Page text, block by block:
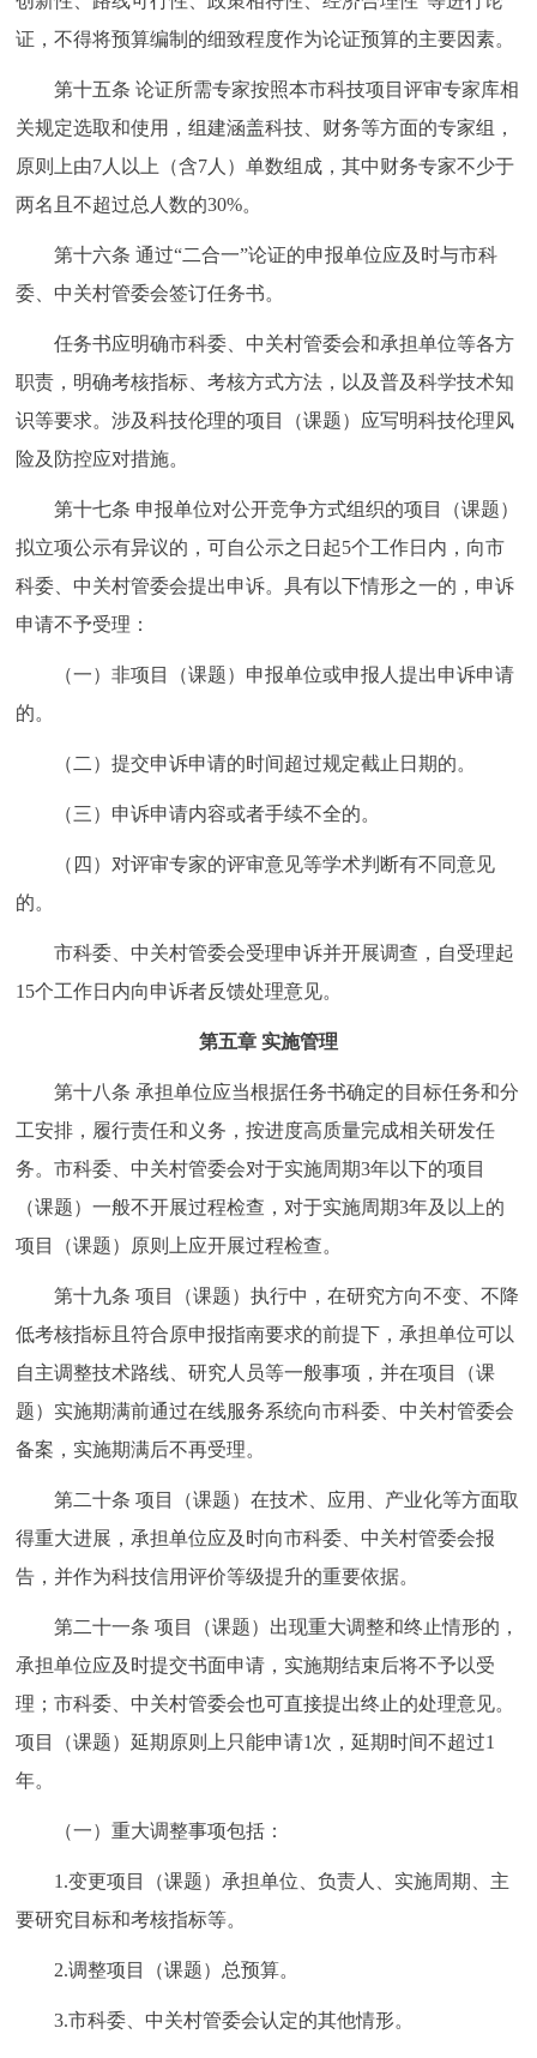
证，不得将预算编制的细致程度作为论证预算的主要因素。
第十五条 论证所需专家按照本市科技项目评审专家库相
关规定选取和使用，组建涵盖科技、财务等方面的专家组，
原则上由7人以上（含7人）单数组成，其中财务专家不少于
两名且不超过总人数的30%。
第十六条 通过“二合一”论证的申报单位应及时与市科
委、中关村管委会签订任务书。
任务书应明确市科委、中关村管委会和承担单位等各方
职责，明确考核指标、考核方式方法，以及普及科学技术知
识等要求。涉及科技伦理的项目（课题）应写明科技伦理风
险及防控应对措施。
第十七条 申报单位对公开竞争方式组织的项目（课题）
拟立项公示有异议的，可自公示之日起5个工作日内，向市
科委、中关村管委会提出申诉。具有以下情形之一的，申诉
申请不予受理：
（一）非项目（课题）申报单位或申报人提出申诉申请
的。
（二）提交申诉申请的时间超过规定截止日期的。
（三）申诉申请内容或者手续不全的。
（四）对评审专家的评审意见等学术判断有不同意见
的。
市科委、中关村管委会受理申诉并开展调查，自受理起
15个工作日内向申诉者反馈处理意见。
第五章 实施管理
第十八条 承担单位应当根据任务书确定的目标任务和分
工安排，履行责任和义务，按进度高质量完成相关研发任
务。市科委、中关村管委会对于实施周期3年以下的项目
（课题）一般不开展过程检查，对于实施周期3年及以上的
项目（课题）原则上应开展过程检查。
第十九条 项目（课题）执行中，在研究方向不变、不降
低考核指标且符合原申报指南要求的前提下，承担单位可以
自主调整技术路线、研究人员等一般事项，并在项目（课
题）实施期满前通过在线服务系统向市科委、中关村管委会
备案，实施期满后不再受理。
第二十条 项目（课题）在技术、应用、产业化等方面取
得重大进展，承担单位应及时向市科委、中关村管委会报
告，并作为科技信用评价等级提升的重要依据。
第二十一条 项目（课题）出现重大调整和终止情形的，
承担单位应及时提交书面申请，实施期结束后将不予以受
理；市科委、中关村管委会也可直接提出终止的处理意见。
项目（课题）延期原则上只能申请1次，延期时间不超过1
年。
（一）重大调整事项包括：
1.变更项目（课题）承担单位、负责人、实施周期、主
要研究目标和考核指标等。
2.调整项目（课题）总预算。
3.市科委、中关村管委会认定的其他情形。